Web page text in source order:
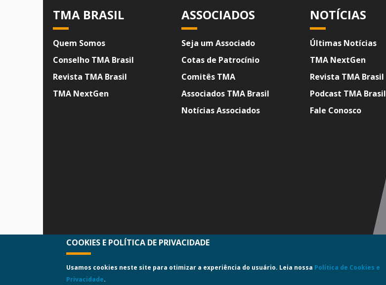
TMA BRASIL
Quem Somos
Conselho TMA Brasil
Revista TMA Brasil
TMA NextGen
ASSOCIADOS
Seja um Associado
Cotas de Patrocínio
Comitês TMA
Associados TMA Brasil
Notícias Associados
NOTÍCIAS
Últimas Notícias
TMA NextGen
Revista TMA Brasil
Podcast TMA Brasil
Fale Conosco
COOKIES E POLÍTICA DE PRIVACIDADE
Usamos cookies neste site para otimizar a experiência do usuário. Leia nossa Política de Cookies e
Privacidade.